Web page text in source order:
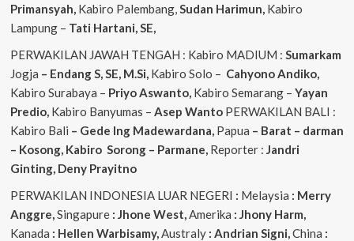
Primansyah, Kabiro Palembang,Sudan Harimun, Kabiro
Lampung – Tati Hartani, SE,
PERWAKILAN JAWAH TENGAH : Kabiro MADIUM : Sumarkam
Jogja – Endang S, SE, M.Si, Kabiro Solo – CahyonoAndiko,
Kabiro Surabaya – PriyoAswanto, Kabiro Semarang – Yayan
Predio, Kabiro Banyumas – Asep WantoPERWAKILAN BALI :
Kabiro Bali – Gede Ing Madewardana, Papua – Barat – darman
– Kosong, Kabiro Sorong – Parmane, Reporter : Jandri
Ginting, Deny Prayitno
PERWAKILAN INDONESIA LUAR NEGERI : Melaysia : Merry
Anggre,Singapure: Jhone West,Amerika : Jhony Harm,
Kanada : Hellen Warbisamy,Australy : Andrian Signi,China :